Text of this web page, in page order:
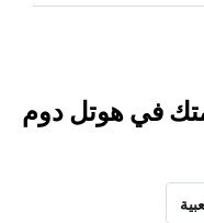
في هوتل دوم